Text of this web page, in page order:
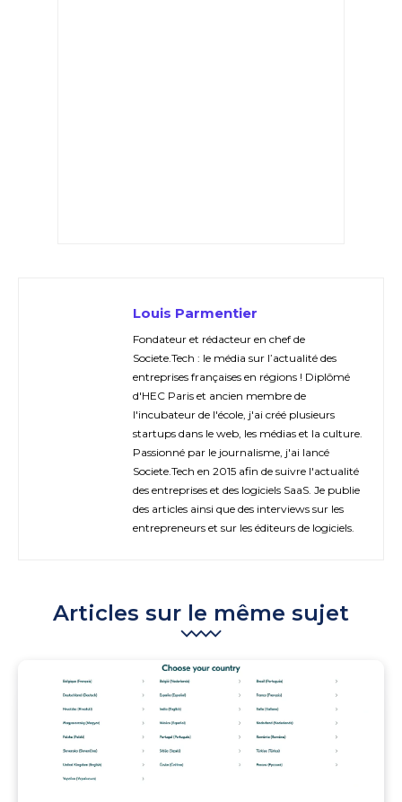
Louis Parmentier
Fondateur et rédacteur en chef de
Societe.Tech : le média sur l’actualité des
entreprises françaises en régions ! Diplômé
d'HEC Paris et ancien membre de
l'incubateur de l'école, j'ai créé plusieurs
startups dans le web, les médias et la culture.
Passionné par le journalisme, j'ai lancé
Societe.Tech en 2015 afin de suivre l'actualité
des entreprises et des logiciels SaaS. Je publie
des articles ainsi que des interviews sur les
entrepreneurs et sur les éditeurs de logiciels.
Articles sur le même sujet